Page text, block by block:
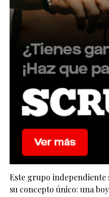
Este grupo independiente
su concepto único: una